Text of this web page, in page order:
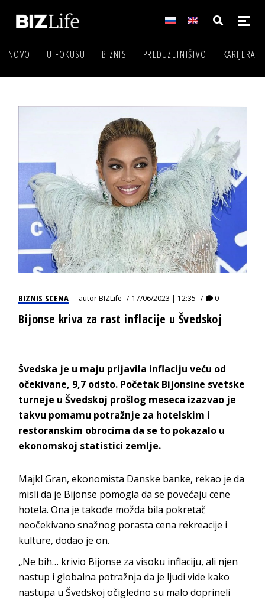
NOVO U FOKUSU BIZNIS PREDUZETNIŠTVO KARIJERA
BIZNIS SCENA autorBIZLife 17/06/2023 | 12:35 0
Bijonse kriva za rast inflacije u Švedskoj
Švedska je u maju prijavila inflaciju veću od
očekivane, 9,7 odsto. Početak Bijonsine svetske
turneje u Švedskoj prošlog meseca izazvao je
takvu pomamu potražnje za hotelskim i
restoranskim obrocima da se to pokazalo u
ekonomskoj statistici zemlje.
Majkl Gran, ekonomista Danske banke, rekao je da
misli da je Bijonse pomogla da se povećaju cene
hotela. Ona je takođe možda bila pokretač
neočekivano snažnog porasta cena rekreacije i
kulture, dodao je on.
„Ne bih… krivio Bijonse za visoku inflaciju, ali njen
nastup i globalna potražnja da je ljudi vide kako
nastupa u Švedskoj očigledno su malo doprineli